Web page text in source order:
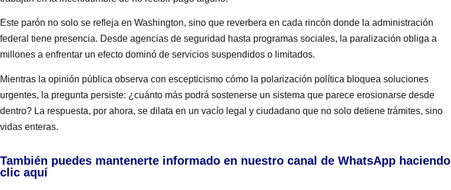
Este parón no solo se refleja en Washington, sino que reverbera en cada rincón donde la administración
federal tiene presencia. Desde agencias de seguridad hasta programas sociales, la paralización obliga a
millones a enfrentar un efecto dominó de servicios suspendidos o limitados.
Mientras la opinión pública observa con escepticismo cómo la polarización política bloquea soluciones
urgentes, la pregunta persiste: ¿cuánto más podrá sostenerse un sistema que parece erosionarse desde
dentro? La respuesta, por ahora, se dilata en un vacío legal y ciudadano que no solo detiene trámites, sino
vidas enteras.
También puedes mantenerte informado en nuestro canal de WhatsApp haciendo
clic aquí